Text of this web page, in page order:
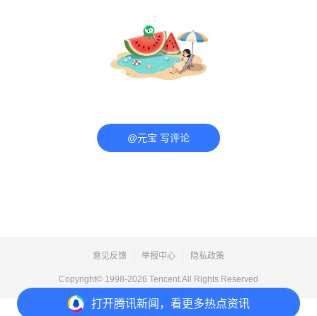
打开腾讯新闻，看更多热点资讯
@元宝 写评论
意见反馈 举报中心 隐私政策
Copyright© 1998-2026 Tencent.All Rights Reserved